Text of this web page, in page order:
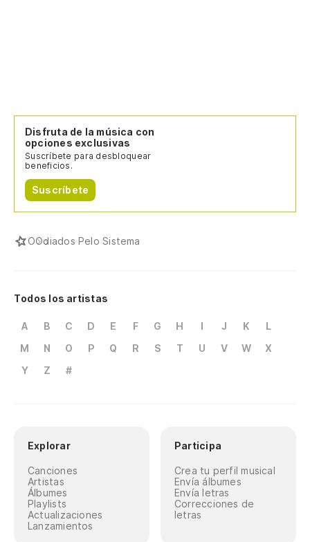
Disfruta de la música con
opciones exclusivas
Suscríbete para desbloquear
beneficios.
Suscríbete
OOdiados Pelo Sistema
Todos los artistas
A B C D E F G H I J K
L
M
N O P Q R S T U V W
X
Y
Z #
Explorar
Canciones
Artistas
Álbumes
Playlists
Actualizaciones
Lanzamientos
Participa
Crea tu perfil musical
Envía álbumes
Envía letras
Correcciones de
letras